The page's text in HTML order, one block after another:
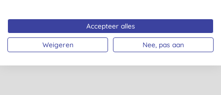
Hele fijne deodorant. Werkt goed tegen geurtjes en ruikt
heerlijk
T. L., Amersfoort
11-1-2023
Alle beoordelingen komen van geverifieerde klanten
gecontacteerd na aankoop.Accepteer alles
Weigeren Nee, pas aan